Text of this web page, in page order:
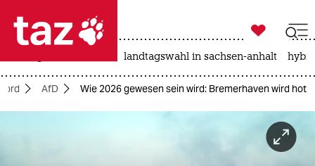
 taz zahl ich
taz zahl ich

taz zahl ich
landtagswahl in sachsen-anhalt
AfD Wie 2026 gewesen sein wird: Bremerhaven wird hot